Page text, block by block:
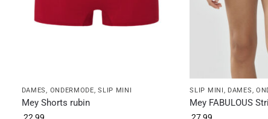
DAMES, ONDERMODE,SLIP MINI
Mey Shorts rubin
SLIP MINI , DAMES,
Mey FABULOUS